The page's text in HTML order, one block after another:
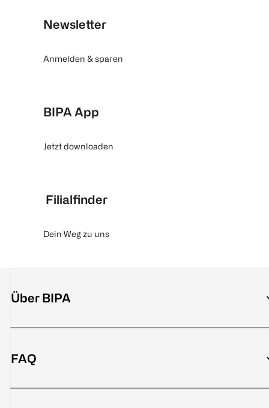
Newsletter
Anmelden & sparen
BIPA App
Jetzt downloaden
Filialfinder
Dein Weg zu uns
Über BIPA
FAQ